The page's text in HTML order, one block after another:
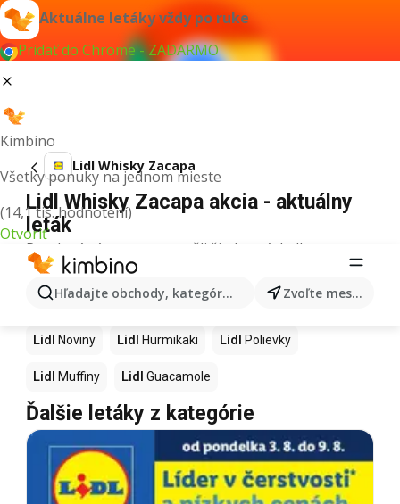
Aktuálne letáky vždy po ruke
Pridať do Chrome - ZADARMO
Kimbino
Všetky ponuky na jednom mieste
(14,1 tis. hodnotení)
Otvoriť
Hľadajte obchody, kategórie, produkty... Zvoľte mesto
Lidl Whisky Zacapa
Lidl Whisky Zacapa akcia - aktuálny
leták
Pre daný výraz sme nenašli žiadne výsledky.
Ďalšie produkty v obchodoch Lidl
Lidl Kapor Ashwagandha Nintendo Switch
Lidl Noviny Lidl Hurmikaki Lidl Polievky
Lidl Muffiny Lidl Guacamole
Ďalšie letáky z kategórie